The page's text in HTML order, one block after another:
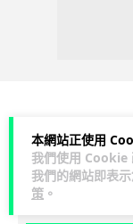
本網站正使用
我們使用 Cookie
我們的網站即表
策 。
人工智能
arthur 1 日